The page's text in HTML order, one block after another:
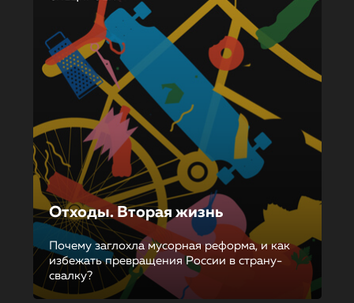
Отходы. Вторая жизнь
Почему заглохла мусорная реформа, и как
избежать превращения России в страну-
свалку?